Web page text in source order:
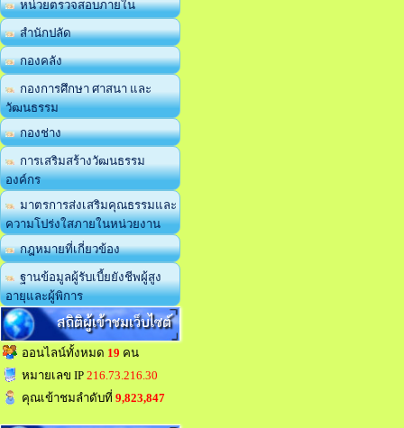
หน่วยตรวจสอบภายใน
สำนักปลัด
กองคลัง
กองการศึกษา ศาสนา และ
วัฒนธรรม
กองช่าง
การเสริมสร้างวัฒนธรรม
องค์กร
มาตรการส่งเสริมคุณธรรมและ
ความโปร่งใสภายในหน่วยงาน
กฎหมายที่เกี่ยวข้อง
ฐานข้อมูลผู้รับเบี้ยยังชีพผู้สูง
อายุและผู้พิการ
สถิติผู้เข้าชมเว็บไซต์
ออนไลน์ทั้งหมด 19 คน
หมายเลข IP 216.73.216.30
คุณเข้าชมลำดับที่ 9,823,847